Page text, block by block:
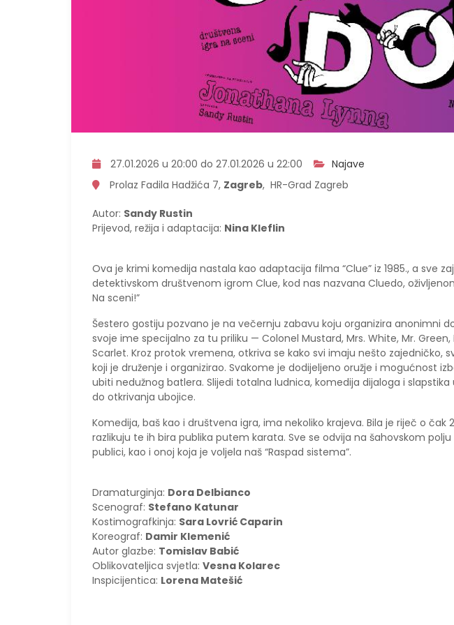
27.01.2026 u 20:00 do 27.01.2026 u 22:00
Najave
Prolaz Fadila Hadžića 7, Zagreb, HR-Grad Zagreb
Autor: Sandy Rustin
Prijevod, režija i adaptacija: Nina Kleflin
Ova je krimi komedija nastala kao adaptacija filma “Clue” iz 1985., a sve
detektivskom društvenom igrom Clue, kod nas nazvana Cluedo,
Na sceni!”
Šestero gostiju pozvano je na večernju zabavu koju organizira anonimni
svoje ime specijalno za tu priliku — Colonel Mustard, Mrs. White, Mr. Green,
Scarlet. Kroz protok vremena, otkriva se kako svi imaju nešto zajedničko,
koji je druženje i organizirao. Svakome je dodijeljeno oružje i mogućnost
ubiti nedužnog batlera. Slijedi totalna ludnica, komedija dijaloga i
do otkrivanja ubojice.
Komedija, baš kao i društvena igra, ima nekoliko krajeva. Bila je riječ o
razlikuju te ih bira publika putem karata. Sve se odvija na šahovskom
publici, kao i onoj koja je voljela naš “Raspad sistema”.
Dramaturginja: Dora Delbianco
Scenograf: Stefano Katunar
Kostimografkinja: Sara Lovrić Caparin
Koreograf: Damir Klemenić
Autor glazbe: Tomislav Babić
Oblikovateljica svjetla: Vesna Kolarec
Inspicijentica: Lorena Matešić